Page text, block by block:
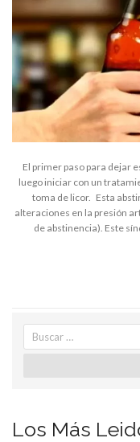
El primer paso para dejar
luego iniciar con un
toma de licor. Esta
alteraciones en la presión
de abstinencia). Este
Search
for:
Los Más